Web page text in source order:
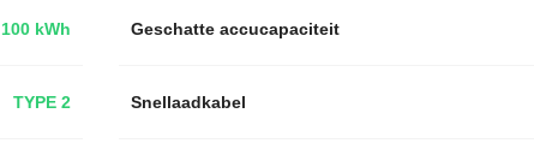
100 kWh
TYPE 2
Geschatte accucapaciteit
Snellaadkabel